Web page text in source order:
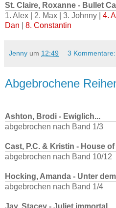
St. Claire, Roxanne - Bullet
1. Alex | 2. Max | 3. Johnny | 4.
Dan
8. Constantin
Jenny um 12:49 3 Kommentare:
Abgebrochene
Ashton, Brodi - Ewiglich...
abgebrochen nach Band 1/3
Cast, P.C. & Kristin - House
abgebrochen nach Band 10/12
Hocking, Amanda - Unter
abgebrochen nach Band 1/4